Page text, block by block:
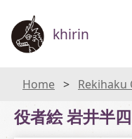
khirin
Home Rekihaku Collection
役者絵 岩井半